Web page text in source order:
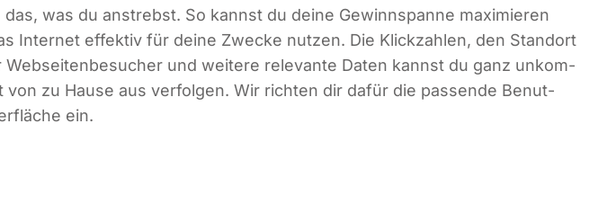
das, was du anstrebst. So kannst du dei­ne Gewinn­span­ne maxi­mie­ren
Inter­net effek­tiv für dei­ne Zwe­cke nut­zen. Die Klick­zah­len, den Stand­ort
Web­sei­ten­be­su­cher und wei­te­re rele­van­te Daten kannst du ganz unkom­
von zu Hau­se aus ver­fol­gen. Wir rich­ten dir dafür die pas­sen­de Benut­
ein.